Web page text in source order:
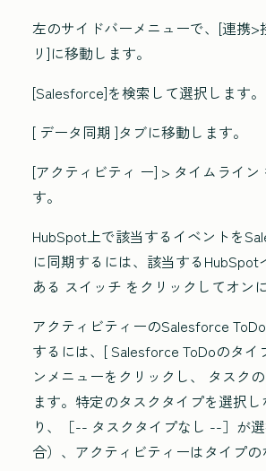
左のサイドバーメニューで、[連携>
リ ]に移動します。
[Salesforce]を検索して選択します。
[ データ同期 ]タブに移動します。
[アクティビティ ー] > タイムライン
す。
HubSpot上で該当するイベントを
に同期するには、該当するHubSpot
ある スイッチ をクリックしてオン
アクティビティーのSalesforce
するには、[Salesforce ToDoのタイ
ンメニューをクリックし、 タスク
ます。特定のタスクタイプを選択
り、
［-- タスクタイプなし --］ が
合）、アクティビティーはタイプの